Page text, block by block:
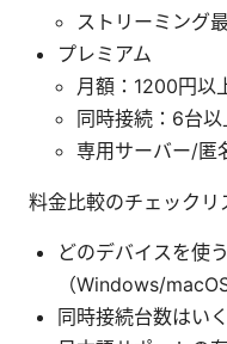
ストリーミング
プレミアム
月額：1200円以
同時接続：6台以
専用サーバー/匿
料金比較のチェックリ
どのデバイスを使
（Windows/
同時接続台数はい